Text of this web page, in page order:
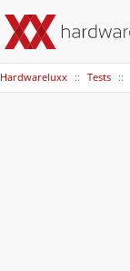
Hardwareluxx Tests